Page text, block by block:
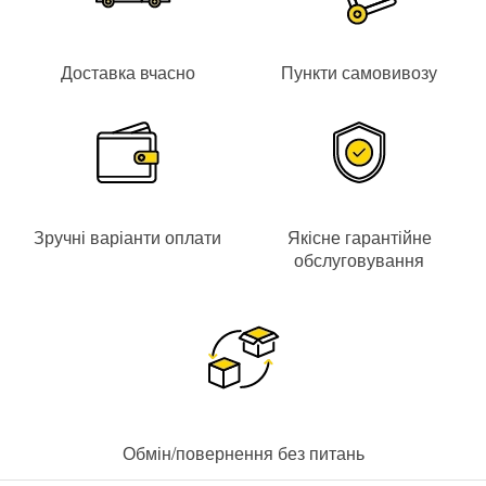
відеореєстраторами (NVR) або відеосерверами з ПЗ Line IP-
відеоспостереження.
DS-2CD2143G2-IS (2.8 мм)
Scan CMOS з роздільною здатністю
4 Mpx (2688х1520).
Висока світлочутливість матриці -0.005Lux
Фіксований об'єктив IP відеокамери з фокусною відстанню
мм. Кут огляду по горизонталі103°.
Доставка вчасно Пункти самовивозу
Зручні варіанти оплати
Якісне гарантійне
обслуговування
Обмін/повернення без питань